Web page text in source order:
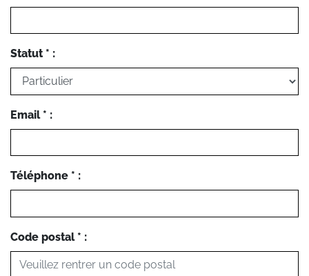
Statut * :
Email * :
Téléphone * :
Code postal * :